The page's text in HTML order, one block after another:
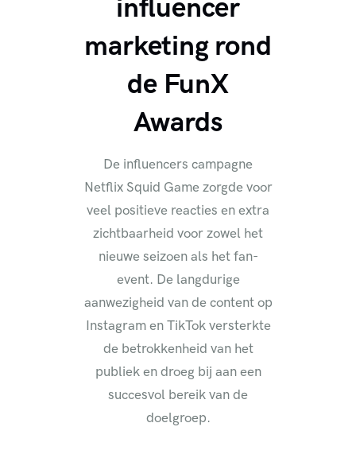
influencer
marketing rond
de FunX
Awards
De influencers campagne
Netflix Squid Game zorgde voor
veel positieve reacties en extra
zichtbaarheid voor zowel het
nieuwe seizoen als het fan-
event. De langdurige
aanwezigheid van de content op
Instagram en TikTok versterkte
de betrokkenheid van het
publiek en droeg bij aan een
succesvol bereik van de
doelgroep.